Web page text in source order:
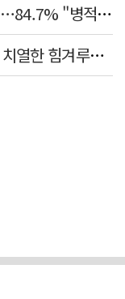
국민 75.6% "안규백 장관 물러나야"…84.7% "병적기록부 공개해야"
'선관위 특검' 주인공은…국민추천위 치열한 힘겨루기 나설 듯